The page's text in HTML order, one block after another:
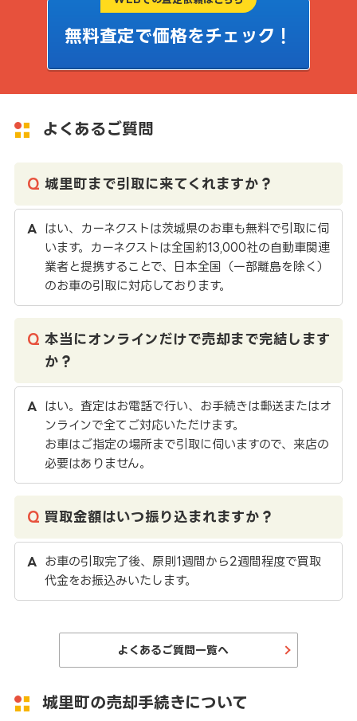
無料査定で価格をチェック！
よくあるご質問
城里町まで引取に来てくれますか？
はい、カーネクストは茨城県のお車も無料で引取に伺
います。カーネクストは全国約13,000社の自動車関連
業者と提携することで、日本全国（一部離島を除く）
のお車の引取に対応しております。
本当にオンラインだけで売却まで完結します
か？
はい。査定はお電話で行い、お手続きは郵送またはオ
ンラインで全てご対応いただけます。
お車はご指定の場所まで引取に伺いますので、来店の
必要はありません。
買取金額はいつ振り込まれますか？
お車の引取完了後、原則1週間から2週間程度で買取
代金をお振込みいたします。
よくあるご質問一覧へ
城里町の売却手続きについて